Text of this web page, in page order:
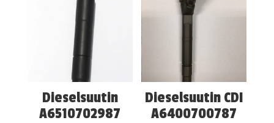
Dieselsuutin
A6510702987
Dieselsuutin CDI
A6400700787